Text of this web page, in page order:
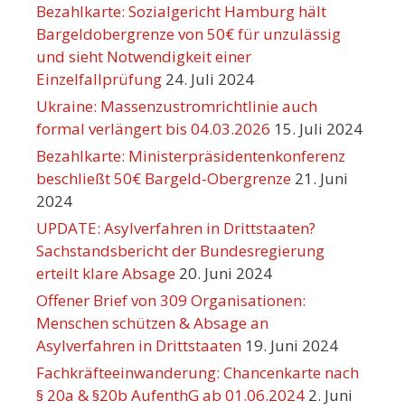
Bezahlkarte: Sozialgericht Hamburg hält
Bargeldobergrenze von 50€ für unzulässig
und sieht Notwendigkeit einer
Einzelfallprüfung 24. Juli 2024
Ukraine: Massenzustromrichtlinie auch
formal verlängert bis 04.03.2026 15. Juli 2024
Bezahlkarte: Ministerpräsidentenkonferenz
beschließt 50€ Bargeld-Obergrenze 21. Juni
2024
UPDATE: Asylverfahren in Drittstaaten?
Sachstandsbericht der Bundesregierung
erteilt klare Absage 20. Juni 2024
Offener Brief von 309 Organisationen:
Menschen schützen & Absage an
Asylverfahren in Drittstaaten 19. Juni 2024
Fachkräfteeinwanderung: Chancenkarte nach
§ 20a & §20b AufenthG ab 01.06.2024 2. Juni